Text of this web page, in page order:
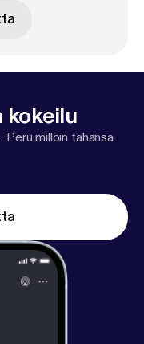
kokeilu
· Peru milloin tahansa